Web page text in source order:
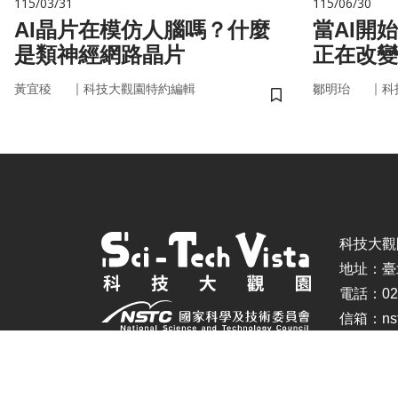
AI晶片在模仿人腦嗎？什麼
是類神經網路晶片
黃宜稜 ｜ 科技大觀園特約編輯
儲存書籤
當AI開
正在改
鄒明珆 ｜ 科
科技大
地址：
電話：
信箱：